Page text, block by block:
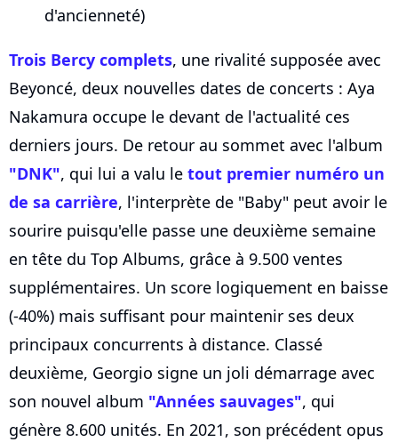
d'ancienneté)
Trois Bercy complets, une rivalité supposée avec
Beyoncé, deux nouvelles dates de concerts : Aya
Nakamura occupe le devant de l'actualité ces
derniers jours. De retour au sommet avec l'album
"DNK", qui lui a valu le tout premier numéro un
de sa carrière, l'interprète de "Baby" peut avoir le
sourire puisqu'elle passe une deuxième semaine
en tête du Top Albums, grâce à 9.500 ventes
supplémentaires. Un score logiquement en baisse
(-40%) mais suffisant pour maintenir ses deux
principaux concurrents à distance. Classé
deuxième, Georgio signe un joli démarrage avec
son nouvel album "Années sauvages", qui
génère 8.600 unités. En 2021, son précédent opus